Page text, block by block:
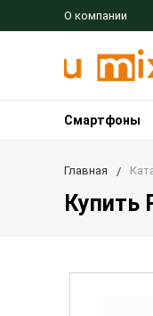
О компании
Смартфоны
Главная
Купить